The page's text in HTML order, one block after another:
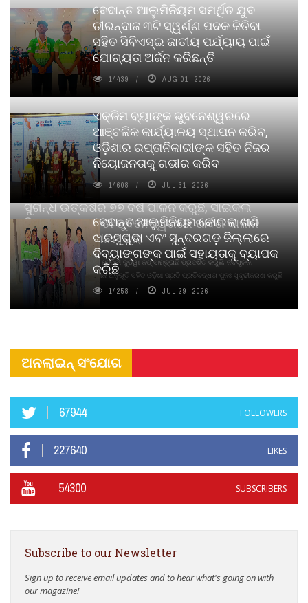
ସୁଗନ୍ଧ ଉତ୍କର୍ଷର ୭୭ ବର୍ଷ ପାଳନ କରୁଛି, ସାଇକଲ
ପିୟୋର୍‌ ଅଗରବତୀ ଭୁବନେଶ୍ୱରରେ ପାର୍ବଣ କାଳୀନ
ନବସୃଜନ ଉନ୍ମୋଚନ କଲା
ବାଉଁଶ ବିହୀନ କଠିନ ଧୂପ ଏବଂ ମେଦିନୀ ଜୁଡୱା କପ୍‌ ସାମ୍ବ୍ରାନି ପ୍ରଦର୍ଶିତ କରୁଛି; ନବସୃଜନ,
ଦୀର୍ଘସ୍ଥାୟିତା ଏବଂ ଆଧ୍ୟାତ୍ମିକ ଅନୁଭୂତି ସହିତ ଓଡ଼ିଶା ପ୍ରତି ପ୍ରତିବଦ୍ଧତା ପୁନଃ ସୁଦୃଢୀକରଣ କରୁଛି
ବେଦାନ୍ତ ଆଲୁମିନିୟମ ସମର୍ଥିତ ଯୁବ
ତୀରନ୍ଦାଜ ୩ଟି ସ୍ୱର୍ଣ୍ଣ ପଦକ ଜିତିବା
ସହିତ ସିବିଏସ୍ଇ ଜାତୀୟ ପର୍ଯ୍ୟାୟ ପାଇଁ
ଯୋଗ୍ୟତା ଅର୍ଜନ କରିଛନ୍ତି
14439 AUG 01, 2026
ଏକ୍ଜିମ ବ୍ୟାଙ୍କ ଭୁବନେଶ୍ୱରରେ
ଆଞ୍ଚଳିକ କାର୍ଯ୍ୟାଳୟ ସ୍ଥାପନ କରିବ,
ଓଡ଼ିଶାର ରପ୍ତାନିକାରୀଙ୍କ ସହିତ ନିଜର
ନିୟୋଜନତାକୁ ଗଭୀର କରିବ
14608 JUL 31, 2026
ବେଦାନ୍ତ ଆଲୁମିନିୟମ କୋଇଲା ଖଣି
ଝାରସୁଗୁଡା ଏବଂ ସୁନ୍ଦରଗଡ଼ ଜିଲ୍ଲାରେ
ଦିବ୍ୟାଙ୍ଗଙ୍କ ପାଇଁ ସହାୟତାକୁ ବ୍ୟାପକ
କରିଛି
14258 JUL 29, 2026
ଅନଲାଇନ୍ ସଂଯୋଗ
67944 FOLLOWERS
227640 LIKES
54300 SUBSCRIBERS
Subscribe to our Newsletter
Sign up to receive email updates and to hear what's going on with
our magazine!